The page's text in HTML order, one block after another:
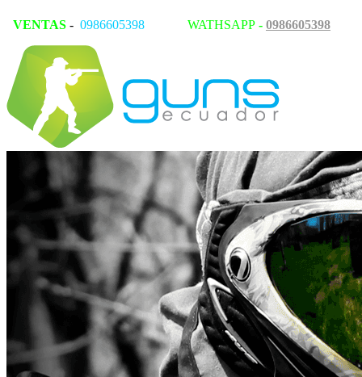
VENTAS - 0986605398 WATHSAPP - 0986605398